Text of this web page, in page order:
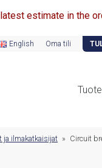
estimate in the
English Oma tili
ja ilmakatkaisijat » Circuit